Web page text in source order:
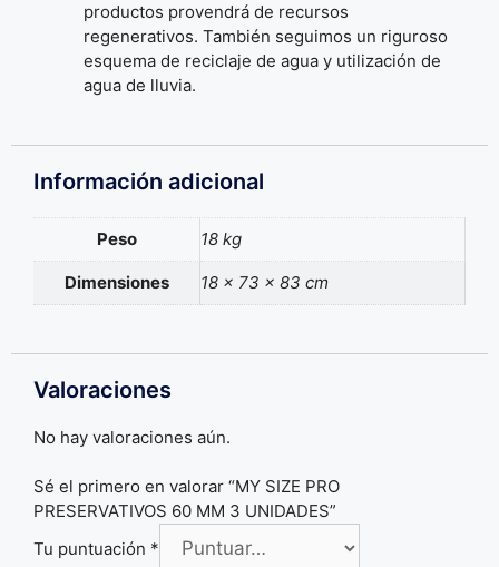
productos provendrá de recursos
regenerativos. También seguimos un riguroso
esquema de reciclaje de agua y utilización de
agua de lluvia.
Información adicional
Peso 18 kg
Dimensiones 18 × 73 × 83 cm
Valoraciones
No hay valoraciones aún.
Sé el primero en valorar “MY SIZE PRO
PRESERVATIVOS 60 MM 3 UNIDADES”
Tu puntuación *